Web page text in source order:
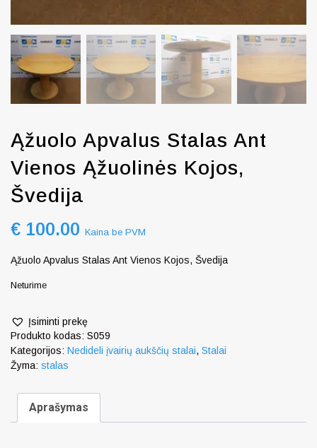
Ąžuolo Apvalus Stalas Ant
Vienos Ąžuolinės Kojos,
Švedija
€ 100.00 Kaina be PVM
Ąžuolo Apvalus Stalas Ant Vienos Kojos, Švedija
Neturime
Įsiminti prekę
Produkto kodas: S059
Kategorijos: Nedideli įvairių aukščių stalai, Stalai
Žyma: stalas
Aprašymas